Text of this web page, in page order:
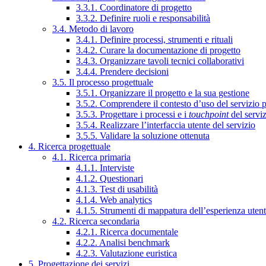
3.3.1. Coordinatore di progetto
3.3.2. Definire ruoli e responsabilità
3.4. Metodo di lavoro
3.4.1. Definire processi, strumenti e rituali
3.4.2. Curare la documentazione di progetto
3.4.3. Organizzare tavoli tecnici collaborativi
3.4.4. Prendere decisioni
3.5. Il processo progettuale
3.5.1. Organizzare il progetto e la sua gestione
3.5.2. Comprendere il contesto d’uso del servizio
3.5.3. Progettare i processi e i touchpointdel
3.5.4. Realizzare l’interfaccia utente del servizio
3.5.5. Validare la soluzione ottenuta
4. Ricerca progettuale
4.1. Ricerca primaria
4.1.1. Interviste
4.1.2. Questionari
4.1.3. Test di usabilità
4.1.4. Web analytics
4.1.5. Strumenti di mappatura dell’esperienza
4.2. Ricerca secondaria
4.2.1. Ricerca documentale
4.2.2. Analisi benchmark
4.2.3. Valutazione euristica
5. Progettazione dei servizi